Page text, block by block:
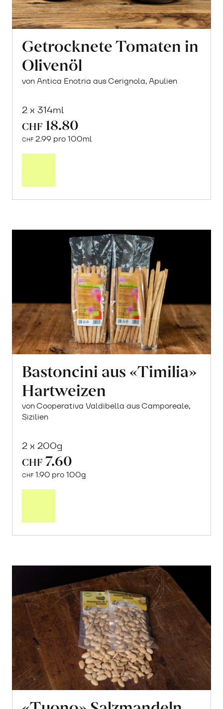
Getrocknete Tomaten in
Olivenöl
von Antica Enotria aus Cerignola, Apulien
2 x 314ml
CHF 18.80
CHF 2.99 pro 100ml
Bastoncini aus «Timilia»
Hartweizen
von Cooperativa Valdibella aus Camporeale,
Sizilien
2 x 200g
CHF 7.60
CHF 1.90 pro 100g